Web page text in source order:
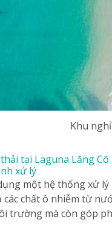
Khu
tại Laguna Lăng Cô
xử lý
một hệ thống xử lý
chất ô nhiễm từ
trường mà còn góp